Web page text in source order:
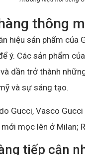
thông
hiệu sản phẩm
ý. Các sản phẩm
dần trở thành
và sự sáng tạo.
Gucci, Vasco
mọc lên ở Milan;
tiếp cận